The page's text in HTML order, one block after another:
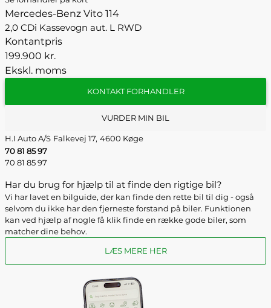
Mercedes-Benz Vito 114
2,0 CDi Kassevogn aut. L RWD
Kontantpris
199.900 kr.
Ekskl. moms
KONTAKT FORHANDLER
VURDER MIN BIL
H.I Auto A/S Falkevej 17, 4600 Køge
70 81 85 97
70 81 85 97
Har du brug for hjælp til at finde den rigtige bil?
Vi har lavet en bilguide, der kan finde den rette bil til dig - også
selvom du ikke har den fjerneste forstand på biler. Funktionen
kan ved hjælp af nogle få klik finde en række gode biler, som
matcher dine behov.
LÆS MERE HER